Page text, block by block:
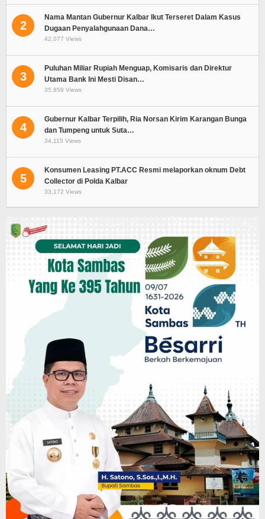
2
Nama Mantan Gubernur Kalbar Ikut Terseret Dalam Kasus
Dugaan Penyalahgunaan Dana…
42,077 Views
3
Puluhan Miliar Rupiah Menguap, Komisaris dan Direktur
Utama Bank Ini Mesti Disan…
35,859 Views
4
Gubernur Kalbar Terpilih, Ria Norsan Kirim Karangan Bunga
dan Tumpeng untuk Suta…
34,115 Views
5
Konsumen Leasing PT.ACC Resmi melaporkan oknum Debt
Collector di Polda Kalbar
33,172 Views